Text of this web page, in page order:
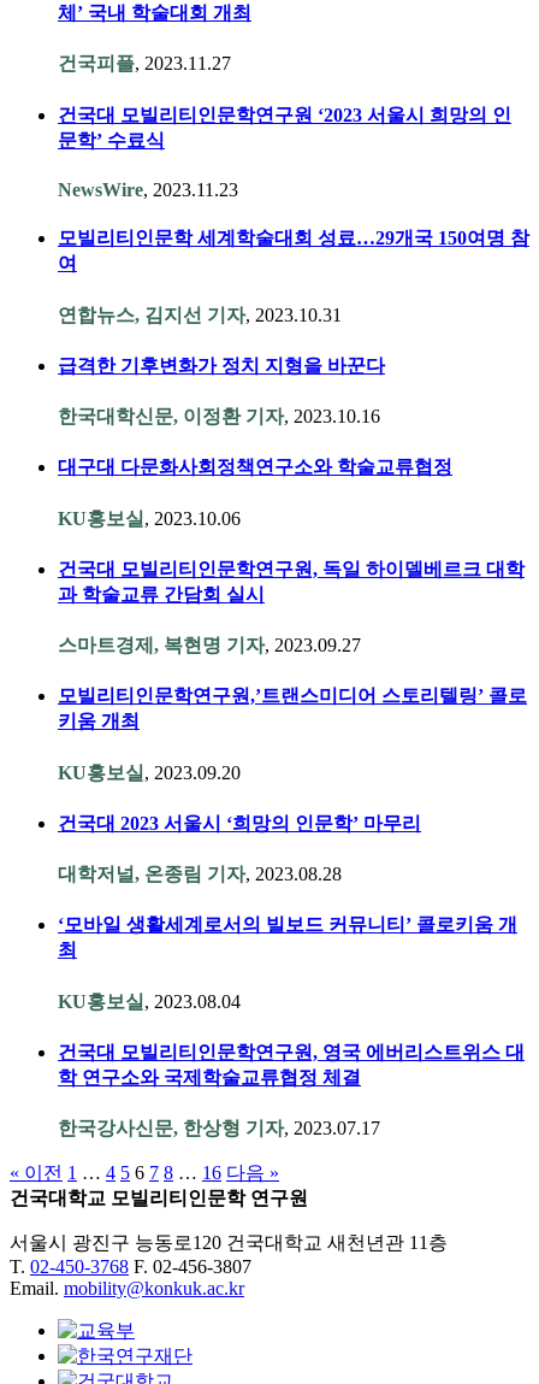
체’ 국내 학술대회 개최
건국피플, 2023.11.27
건국대 모빌리티인문학연구원 ‘2023 서울시 희망의 인
문학’ 수료식
NewsWire, 2023.11.23
모빌리티인문학 세계학술대회 성료…29개국 150여명 참
여
연합뉴스, 김지선 기자, 2023.10.31
급격한 기후변화가 정치 지형을 바꾼다
한국대학신문, 이정환 기자, 2023.10.16
대구대 다문화사회정책연구소와 학술교류협정
KU홍보실 , 2023.10.06
건국대 모빌리티인문학연구원, 독일 하이델베르크 대학
과 학술교류 간담회 실시
스마트경제, 복현명 기자, 2023.09.27
모빌리티인문학연구원,’트랜스미디어 스토리텔링’ 콜로
키움 개최
KU홍보실 , 2023.09.20
건국대 2023 서울시 ‘희망의 인문학’ 마무리
대학저널, 온종림 기자, 2023.08.28
‘모바일 생활세계로서의 빌보드 커뮤니티’ 콜로키움 개
최
KU홍보실 , 2023.08.04
건국대 모빌리티인문학연구원, 영국 에버리스트위스 대
학 연구소와 국제학술교류협정 체결
한국강사신문, 한상형 기자, 2023.07.17
« 이전 1 … 4 5 6 7 8 … 16 다음 »
건국대학교 모빌리티인문학 연구원
서울시 광진구 능동로120 건국대학교 새천년관 11층
T. 02-450-3768 F. 02-456-3807
Email. mobility@konkuk.ac.kr